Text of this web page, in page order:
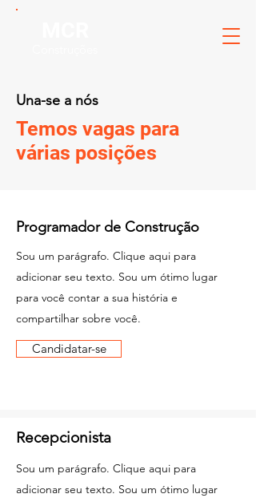
Una-se a nós
Temos vagas para
várias posições
Programador de Construção
Sou um parágrafo. Clique aqui para
adicionar seu texto. Sou um ótimo lugar
para você contar a sua história e
compartilhar sobre você.
Candidatar-se
Recepcionista
Sou um parágrafo. Clique aqui para
adicionar seu texto. Sou um ótimo lugar